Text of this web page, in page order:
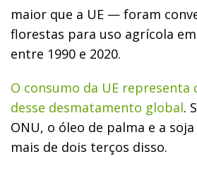
maior que a UE — foram
florestas para uso agrícola
entre 1990 e 2020.
O consumo da UE representa
desse desmatamento global.
ONU, o óleo de palma e a
mais de dois terços disso.